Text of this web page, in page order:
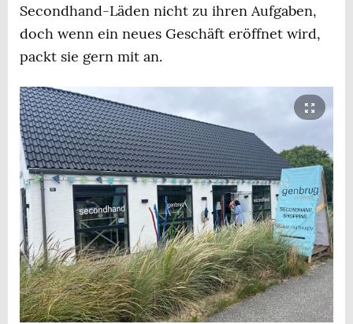
Secondhand-Läden nicht zu ihren Aufgaben,
doch wenn ein neues Geschäft eröffnet wird,
packt sie gern mit an.